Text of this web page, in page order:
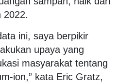
2022.
ini, saya berpikir
upaya yang
masyarakat tentang
ion,” kata Eric Gratz,